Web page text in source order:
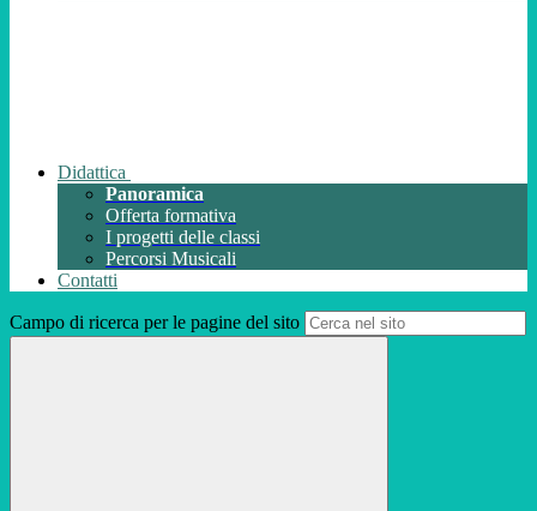
Didattica
Panoramica
Offerta formativa
I progetti delle classi
Percorsi Musicali
Contatti
Campo di ricerca per le pagine del sito